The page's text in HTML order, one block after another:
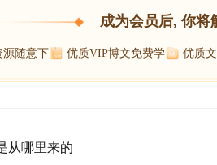
成为会员后, 你将
源随意下 优质VIP博文免费学 优质
从哪里来的